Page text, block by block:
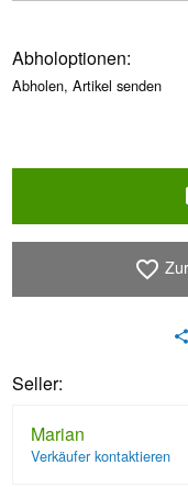
Abholoptionen:
Abholen, Artikel senden
favorite_border
share
Seller:
Marian
Verkäufer kontaktieren